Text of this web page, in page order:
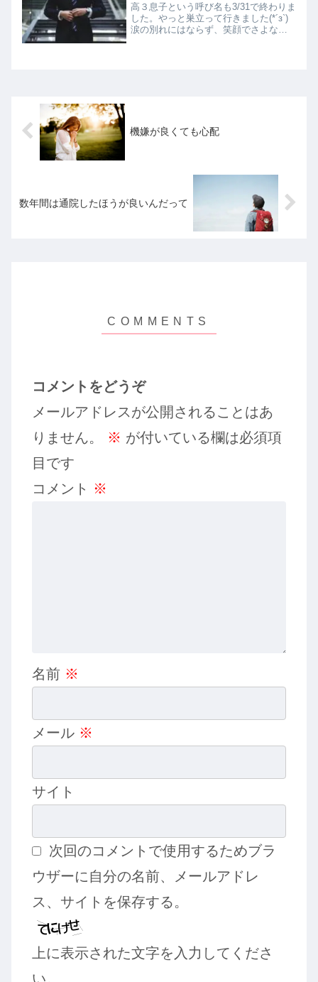
高３息子という呼び名も3/31で終わりま
した。やっと巣立って行きました(*´з`)
涙の別れにはならず、笑顔でさよなら
機嫌が良くても心配
数年間は通院したほうが良いんだって
コメントをどうぞ
メールアドレスが公開されることはあ
りません。
※ が付いている欄は必須項
目です
コメント ※
名前 ※
メール ※
サイト
次回のコメントで使用するためブラ
ウザーに自分の名前、メールアドレ
ス、サイトを保存する。
上に表示された文字を入力してくださ
い。